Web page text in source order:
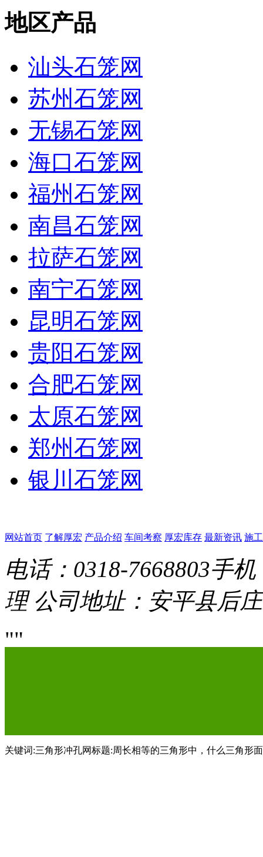
地区产品
汕头石笼网
苏州石笼网
无锡石笼网
海口石笼网
福州石笼网
南昌石笼网
拉萨石笼网
南宁石笼网
昆明石笼网
贵阳石笼网
合肥石笼网
太原石笼网
郑州石笼网
银川石笼网
网站首页 了解厚宏 产品介绍 车间考察 厚宏库存 最新资讯 施
电话：0318-7668803手机
理 公司地址：安平县后
关键词:三角形冲孔网标题:周长相等的三角形中，什么三角形